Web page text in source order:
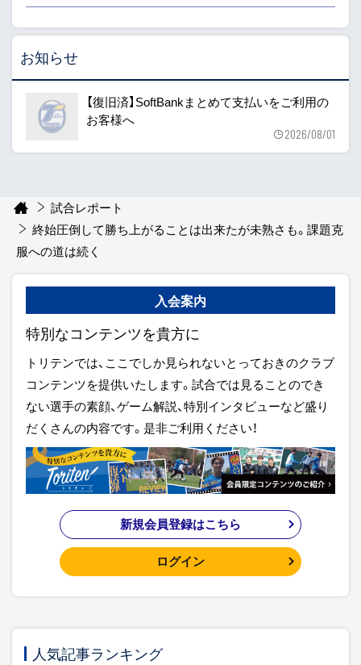
お知らせ
【復旧済】SoftBankまとめて支払いをご利用の
お客様へ
2026/08/01
試合レポート
終始圧倒して勝ち上がることは出来たが未熟さも。課題克
服への道は続く
入会案内
特別なコンテンツを貴方に
トリテンでは、ここでしか見られないとっておきのクラブ
コンテンツを提供いたします。試合では見ることのでき
ない選手の素顔、ゲーム解説、特別インタビューなど盛り
だくさんの内容です。是非ご利用ください！
新規会員登録はこちら
ログイン
人気記事ランキング